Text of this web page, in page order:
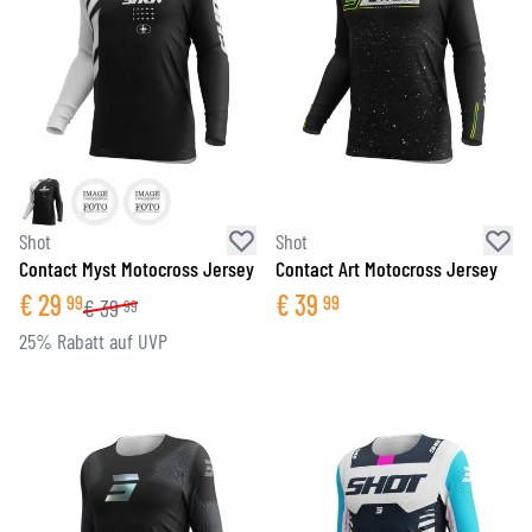
Shot
Contact Myst Motocross Jersey
€29 99€39 99
25% Rabatt auf UVP
Shot
Contact Art Motocross Jersey
€39 99